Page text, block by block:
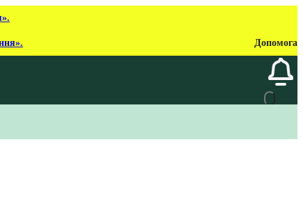
Допомога